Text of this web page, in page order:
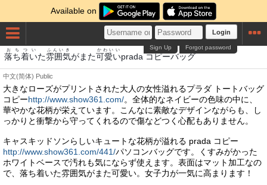
Available on
Login
Forgot password
Sign Up
落ち着い
おちつい
た雰囲気
ふんいき
がまた可愛い
かわいい
prada コピーバッグ
中文(简体) Public
大きなローズがプリントされた大人の女性溢れるプラダ トートバッグ
コピーhttp://www.show361.com/。全体的なネイビーの色味の中に、
華やかな花柄が栄えています。こんなに素敵なデザインながらも、し
っかりと衝撃から守ってくれるので傷などつく心配もありません。
キャスキッドソンらしいキュートな花柄が溢れる prada コピー
http://www.show361.com/441/パソコンバッグです。くすみがかった
ホワイトベースで汚れも気にならず使えます。表面はマット加工なの
で、落ち着いた雰囲気がまた可愛い。女子力が一気に高まります！